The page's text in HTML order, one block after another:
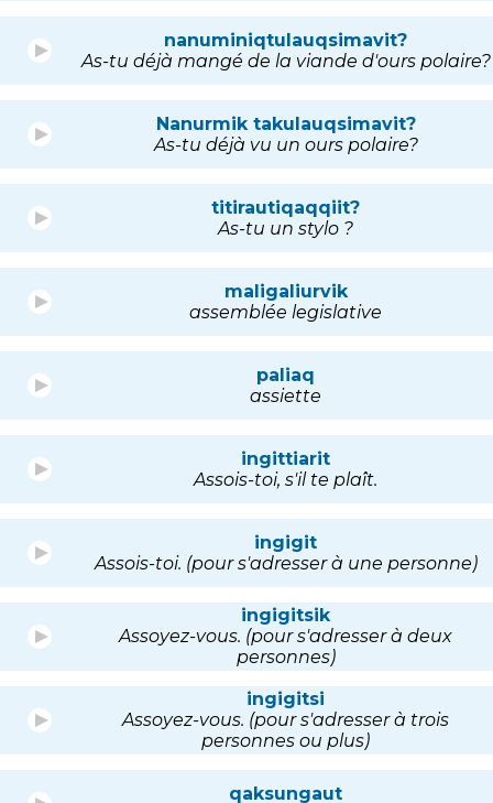
nanuminiqtulauqsimavit?
As-tu déjà mangé de la viande d'ours polaire?
Nanurmik takulauqsimavit?
As-tu déjà vu un ours polaire?
titirautiqaqqiit?
As-tu un stylo ?
maligaliurvik
assemblée legislative
paliaq
assiette
ingittiarit
Assois-toi, s'il te plaît.
ingigit
Assois-toi. (pour s'adresser à une personne)
ingigitsik
Assoyez-vous. (pour s'adresser à deux
personnes)
ingigitsi
Assoyez-vous. (pour s'adresser à trois
personnes ou plus)
qaksungaut